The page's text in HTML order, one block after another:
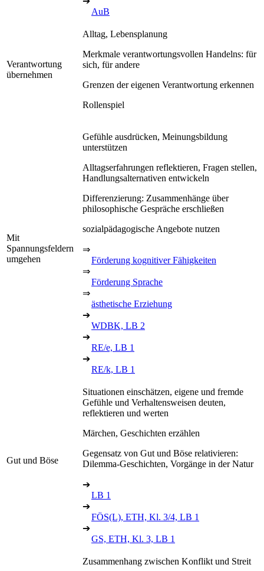
AuB
Verantwortung
übernehmen
Alltag, Lebensplanung
Merkmale verantwortungsvollen Handelns: für
sich, für andere
Grenzen der eigenen Verantwortung erkennen
Rollenspiel
Mit
Spannungsfeldern
umgehen
Gefühle ausdrücken, Meinungsbildung
unterstützen
Alltagserfahrungen reflektieren, Fragen stellen,
Handlungsalternativen entwickeln
Differenzierung: Zusammenhänge über
philosophische Gespräche erschließen
sozialpädagogische Angebote nutzen
⇒
Förderung kognitiver Fähigkeiten
⇒
Förderung Sprache
⇒
ästhetische Erziehung
➔
WDBK, LB 2
➔
RE/e, LB 1
➔
RE/k, LB 1
Gut und Böse
Situationen einschätzen, eigene und fremde
Gefühle und Verhaltensweisen deuten,
reflektieren und werten
Märchen, Geschichten erzählen
Gegensatz von Gut und Böse relativieren:
Dilemma-Geschichten, Vorgänge in der Natur
➔
LB 1
➔
FÖS(L), ETH, Kl. 3/4, LB 1
➔
GS, ETH, Kl. 3, LB 1
Zusammenhang zwischen Konflikt und Streit